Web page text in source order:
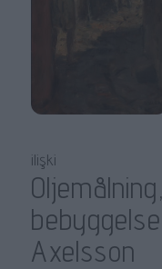
ilişki
Axelsson